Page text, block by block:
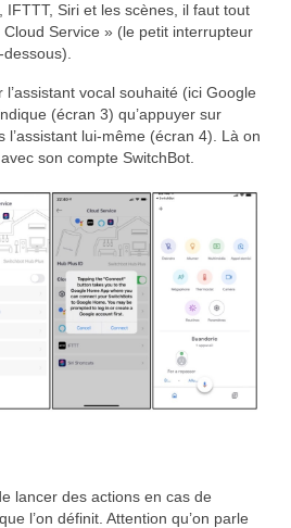
IFTTT, Siri et les scènes, il faut tout
Cloud Service » (le petit interrupteur
dessous).
vocal souhaité (ici Google
(écran 3) qu’appuyer sur
l’assistant lui-même (écran 4). Là on
son compte SwitchBot.
lancer des actions en cas de
l’on définit. Attention qu’on parle